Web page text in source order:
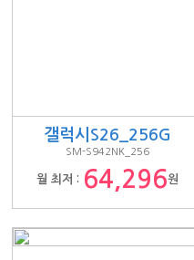
갤럭시S26_256G
SM-S942NK_256
월 최저 : 64,296원